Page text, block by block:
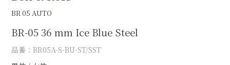
BR 05 AUTO
BR-05 36 mm Ice Blue Steel
品番：BR05A-S-BU-ST/SST